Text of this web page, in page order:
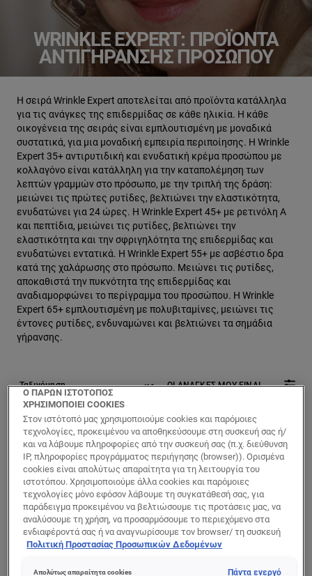
WRINKLE EXPERT: ΠΡΟΪΌΝΤΑ
ΑΝΤΙΓΉΡΑΝΣΗΣ ΠΡΟΣΏΠΟΥ
Η σειρά Wrinkle Expert αποτελείται από προϊόντα κατάλληλα
για τις ανάγκες της επιδερμίδας σε κάθε ηλικία. Η κάθε
οικογένεια της σειράς είναι εμπλουτισμένη με μοναδικά
συστατικά, για μια μοναδική εμπειρία περιποίησης. Η Wrinkle
Expert 35+ αντιρυτιδική και ενυδατική κρέμα προσώπου με
κολλαγόνο είναι κατάλληλη για την καταπολέμηση των
λεπτών γραμμών στο πρόσωπο, με την τριπλή της δράση:
μειώνει τις πρώτες ρυτίδες, βελτιώνει την ελαστικότητα,
ενυδατώνει για 24 ώρες. Η Wrinkle Expert 45+ με ρετινόλη Α
και πεπτίδια, μειώνει τις ρυτίδες, βελτιώνει την
ελαστικότητα και την σφριγηλότητα της επιδερμίδας και
ενυδατώνει εντατικά. Η Wrinkle Expert 55+ με ασβέστιο δρα
κατά της χαλάρωσης στο πρόσωπο. Μειώνει τις ρυτίδες,
αποκαθιστά την πυκνότητα της επιδερμίδας και
αναδιαμορφώνει το περίγραμμα του προσώπου. Η Wrinkle
Expert 65+ εμπλουτισμένη με πολυβιταμίνες, μειώνει τις
έντονες ρυτίδες, ενδυναμώνει και βελτιώνει τα σημάδια
γήρανσης.
5 αποτέλεσμα(τα)
ΟΙ ΑΝΑΓΚΕΣ ΜΟΥ ΕΙΝΑΙ
Ο ΠΑΡΩΝ ΙΣΤΟΤΟΠΟΣ
ΧΡΗΣΙΜΟΠΟΙΕΙ COOKIES
Στον ιστότοπό μας χρησιμοποιούμε cookies και παρόμοιες
τεχνολογίες, προκειμένου να αποθηκεύσουμε στη συσκευή σας ή/
και να λάβουμε πληροφορίες από την συσκευή σας (π.χ. διεύθυνση
IP, πληροφορίες προγράμματος περιήγησης (browser)). Ορισμένα
cookies είναι απολύτως απαραίτητα για τη λειτουργία του
ιστοτόπου. Χρησιμοποιούμε άλλα cookies και παρόμοιες
τεχνολογίες μόνο εφόσον λάβουμε τη συγκατάθεσή σας, για
παράδειγμα προκειμένου να βελτιώσουμε τις προτάσεις μας, να
αναλύσουμε τη χρήση, να προσαρμόσουμε το περιεχόμενο στα
ενδιαφέροντά σας ή να αναγνωρίσουμε τον browser/ τη συσκευή
σας για τη δημιουργία προφίλ με τα ενδιαφέροντά σας και να σας
διαδικτυακές προτάσεις. Μπορείτε να αποδεχθείτε cookies τα
Πολιτική Προστασίας Προσωπικών Δεδομένων
Απολύτως απαραίτητα cookies Πάντα ενεργό